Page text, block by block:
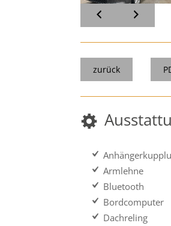
zurück
Armlehne
Bluetooth
Bordcomputer
Dachreling